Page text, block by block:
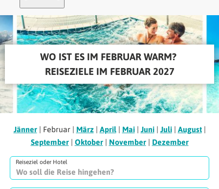
WO IST ES IM FEBRUAR WARM?
REISEZIELE IM FEBRUAR 2027
Jänner| Februar | März| April| Mai| Juni| Juli| August|
September| Oktober| November| Dezember
Reiseziel oder Hotel